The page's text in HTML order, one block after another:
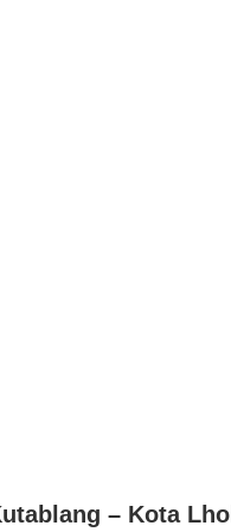
– Kota